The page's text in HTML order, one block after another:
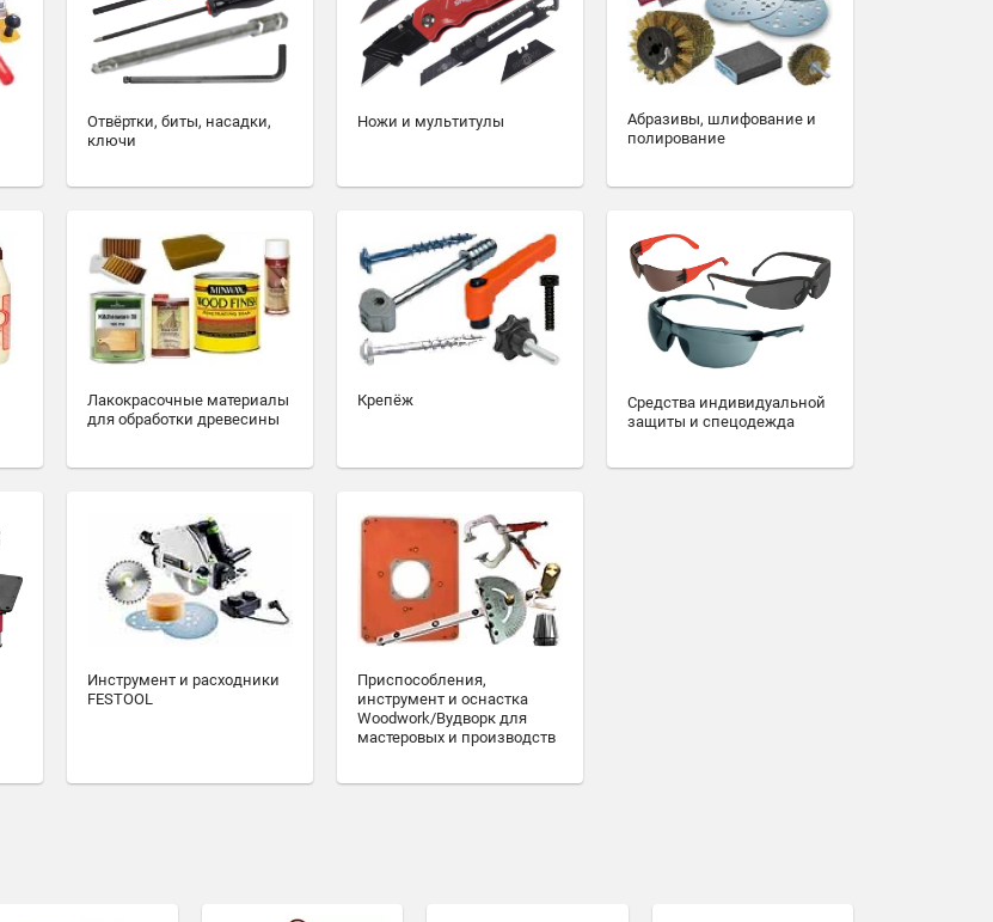
Отвёртки, биты, насадки,
ключи
Ножи и мультитулы
Абразивы, шлифование и
полирование
Лакокрасочные материалы
для обработки древесины
Крепёж
Средства индивидуальной
защиты и спецодежда
Инструмент и расходники
FESTOOL
Приспособления,
инструмент и оснастка
Woodwork/Вудворк для
мастеровых и производств